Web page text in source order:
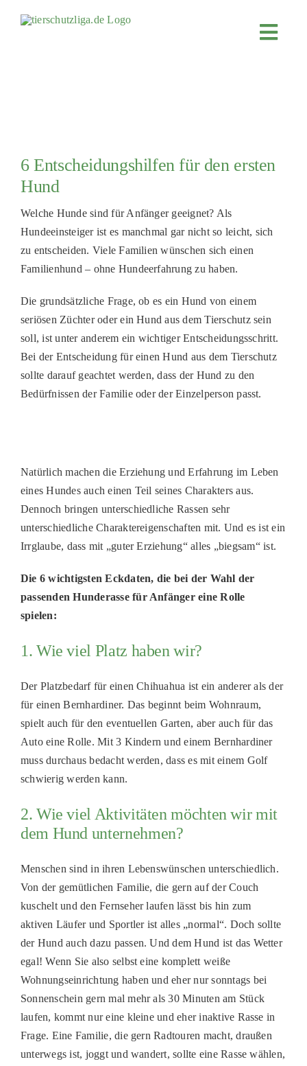
FÖRDERN & VERERBEN
4KIDS
PATENSCHAFTEN
HELFER WERDEN
RATGEBER
6 Entscheidungshilfen für den ersten
Hund
Welche Hunde sind für Anfänger geeignet? Als
Hundeeinsteigerist es manchmal gar nicht so leicht, sich
zu entscheiden. Viele Familien wünschen sich einen
Familienhund – ohne Hundeerfahrungzuhaben.
Die grundsätzliche Frage, ob es ein Hund von einem
seriösen Züchter oder ein Hund aus dem Tierschutz sein
soll, istunter anderem ein wichtiger Entscheidungsschritt.
Bei der Entscheidung für einen Hund aus dem Tierschutz
sollte darauf geachtet werden, dass der Hund zu den
Bedürfnissen der Familie oder der Einzelperson passt.
Natürlich machen die Erziehung und Erfahrung im Leben
eines Hundes auch einen Teil seines Charakters aus.
Dennoch bringen unterschiedliche Rassen sehr
unterschiedliche Charaktereigenschaften mit. Und es ist ein
Irrglaube, dass mit „guter Erziehung“alles „biegsam“ist.
Die 6 wichtigsten Eckdaten, die bei der Wahl der
passenden Hunderasse für Anfänger eine Rolle
spielen:
1. Wie viel Platz haben wir?
Der Platzbedarf für einen Chihuahua ist ein anderer als der
für einen Bernhardiner. Das beginnt beim Wohnraum,
spielt auch für den eventuellen Garten, aber auch für das
Auto eine Rolle. Mit 3 Kindern und einem Bernhardiner
muss durchaus bedacht werden, dass es mit einem Golf
schwierig werden kann.
2. Wie viel Aktivitäten möchten wir mit
dem Hund unternehmen?
Menschen sind in ihren Lebenswünschen unterschiedlich.
Von der gemütlichen Familie, die gern auf der Couch
kuschelt und den Fernseher laufen lässt bis hin zum
aktiven Läufer und Sportler ist alles „normal“. Doch sollte
der Hund auch dazu passen. Und dem Hund ist das Wetter
egal! Wenn Sie also selbst eine komplett weiße
Wohnungseinrichtung haben und eher nursonntags bei
Sonnenschein gern mal mehr als 30 Minuten am Stück
laufen, kommt nur eine kleine und eher inaktive Rasse in
Frage. Eine Familie, die gern Radtouren macht,draußen
unterwegs ist, joggt und wandert, sollte eine Rasse wählen,